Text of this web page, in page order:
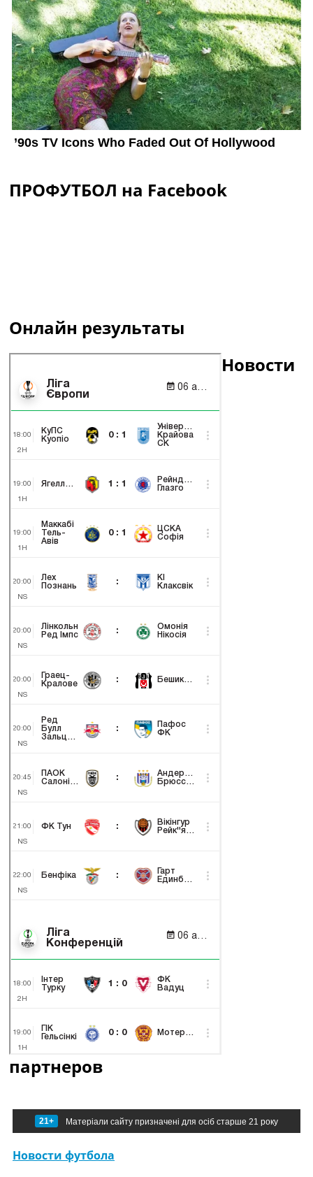
ПРОФУТБОЛ на Facebook
Онлайн результаты
Новости
партнеров
21+ Матеріали сайту призначені для осіб старше 21 року
Новости футбола